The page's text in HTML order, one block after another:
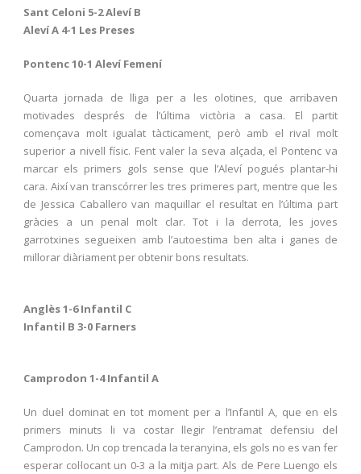
Sant Celoni 5-2 Aleví B
Aleví A 4-1 Les Preses
Pontenc 10-1 Aleví Femení
Quarta jornada de lliga per a les olotines, que arribaven
motivades després de l’última victòria a casa. El partit
començava molt igualat tàcticament, però amb el rival molt
superior a nivell físic. Fent valer la seva alçada, el Pontenc va
marcar els primers gols sense que l’Aleví pogués plantar-hi
cara. Així van transcórrer les tres primeres part, mentre que les
de Jessica Caballero van maquillar el resultat en l’última part
gràcies a un penal molt clar. Tot i la derrota, les joves
garrotxines segueixen amb l’autoestima ben alta i ganes de
millorar diàriament per obtenir bons resultats.
Anglès 1-6 Infantil C
Infantil B 3-0 Farners
Camprodon 1-4 Infantil A
Un duel dominat en tot moment per a l’Infantil A, que en els
primers minuts li va costar llegir l’entramat defensiu del
Camprodon. Un cop trencada la teranyina, els gols no es van fer
esperar col·locant un 0-3 a la mitja part. Als de Pere Luengo els